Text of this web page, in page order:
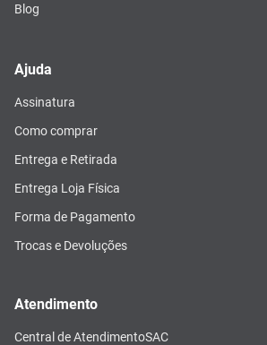
Blog
Ajuda
Assinatura
Como comprar
Entrega e Retirada
Entrega Loja Física
Forma de Pagamento
Trocas e Devoluções
Atendimento
Central de AtendimentoSAC